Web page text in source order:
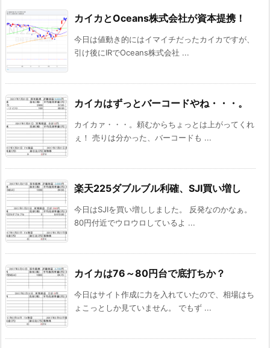
カイカとOceans株式会社が資本提携！
今日は値動き的にはイマイチだったカイカですが、
引け後にIRでOceans株式会社 ...
カイカはずっとバーコードやね・・・。
カイカァ・・・。頼むからちょっとは上がってくれ
ぇ！ 売りは分かった、バーコードも ...
楽天225ダブルブル利確、SJI買い増し
今日はSJIを買い増ししました。 反発なのかなぁ。
80円付近でウロウロしているよ ...
カイカは76～80円台で底打ちか？
今日はサイト作成に力を入れていたので、相場はち
ょこっとしか見ていません。 でもず ...